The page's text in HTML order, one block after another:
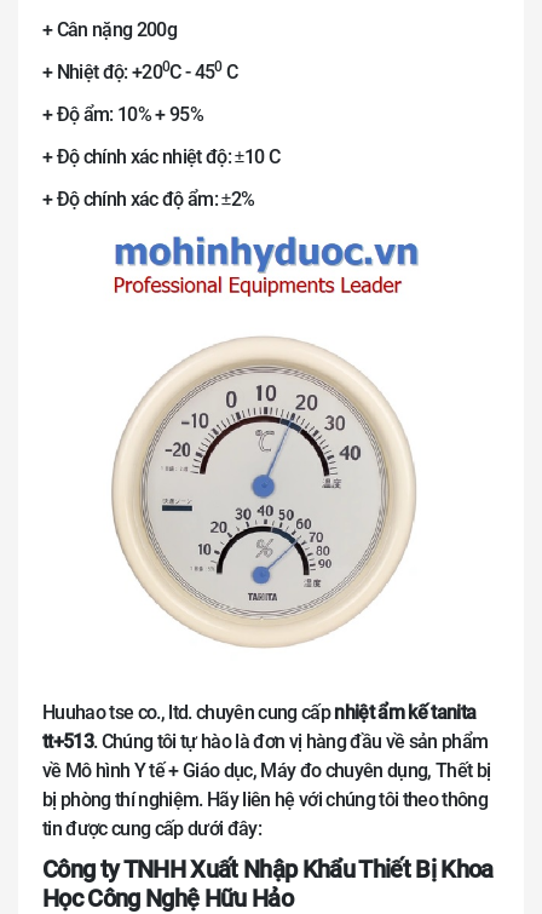
+ Cân nặng 200g
+ Nhiệt độ: +200C - 450C
+ Độ ẩm: 10% + 95%
+ Độ chính xác nhiệt độ:±10 C
+ Độ chính xác độ ẩm:±2%
Huuhao tse co., ltd. chuyên cung cấpnhiệt ẩm kế tanita
tt+513. Chúng tôi tự hào là đơn vị hàng đầu về sản phẩm
về Mô hình Y tế + Giáo dục, Máy đo chuyên dụng, Thết bị
bị phòng thí nghiệm. Hãy liên hệ với chúng tôi theo thông
tin được cung cấp dưới đây:
Công ty TNHH Xuất Nhập Khẩu Thiết Bị Khoa
Học Công Nghệ Hữu Hảo